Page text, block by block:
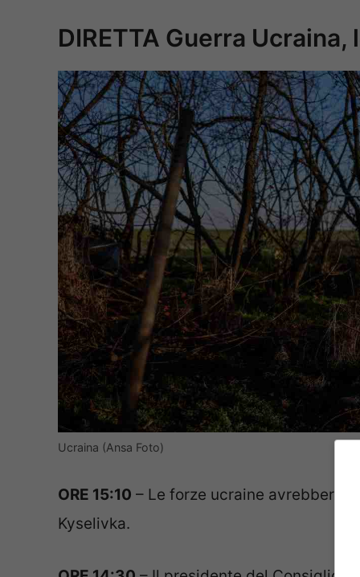
DIRETTA Guerra
Ucraina (Ansa Foto)
ORE 15:10 – Le forze ucraine avrebbero
Kyselivka.